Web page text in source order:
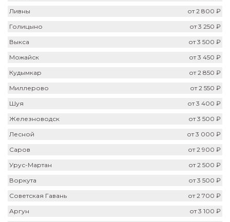
Ливны
от 2 800 ₽
Голицыно
от 3 250 ₽
Выкса
от 3 500 ₽
Можайск
от 3 450 ₽
Кудымкар
от 2 850 ₽
Миллерово
от 2 550 ₽
Шуя
от 3 400 ₽
Железноводск
от 3 500 ₽
Лесной
от 3 000 ₽
Саров
от 2 900 ₽
Урус-Мартан
от 2 500 ₽
Воркута
от 3 500 ₽
Советская Гавань
от 2 700 ₽
Аргун
от 3 100 ₽